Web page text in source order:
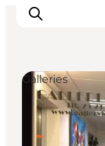
Inspiratie
Galleries